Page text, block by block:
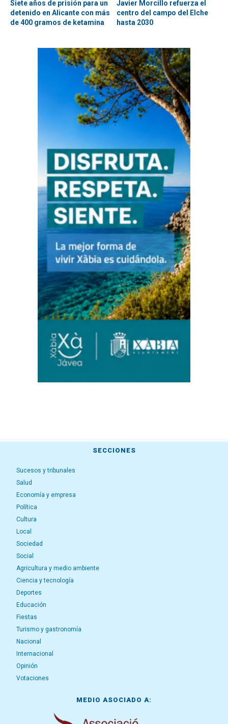
Siete años de prisión para un
detenido en Alicante con más
de 400 gramos de ketamina
Javier Morcillo refuerza el
centro del campo del Elche
hasta 2030
SECCIONES
Sucesos y tribunales
Salud
Economía y empresa
Política
Cultura
Local
Sociedad
Social
Agricultura y medio ambiente
Ciencia y tecnología
Deportes
Educación
Fiestas
Turismo y gastronomía
Nacional
Internacional
Opinión
Votaciones
MEDIO ASOCIADO A: